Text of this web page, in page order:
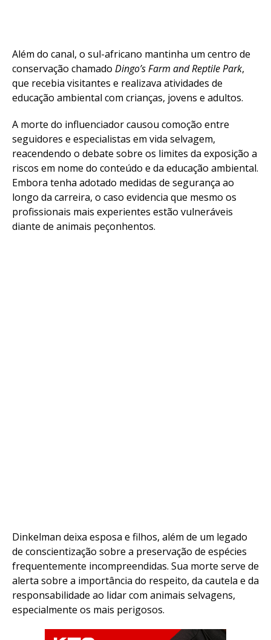
Além do canal, o sul-africano mantinha um centro de
conservação chamado Dingo’s Farm and Reptile Park,
que recebia visitantes e realizava atividades de
educação ambiental com crianças, jovens e adultos.
A morte do influenciador causou comoção entre
seguidores e especialistas em vida selvagem,
reacendendo o debate sobre os limites da exposição a
riscos em nome do conteúdo e da educação ambiental.
Embora tenha adotado medidas de segurança ao
longo da carreira, o caso evidencia que mesmo os
profissionais mais experientes estão vulneráveis
diante de animais peçonhentos.
Dinkelman deixa esposa e filhos, além de um legado
de conscientização sobre a preservação de espécies
frequentemente incompreendidas. Sua morte serve de
alerta sobre a importância do respeito, da cautela e da
responsabilidade ao lidar com animais selvagens,
especialmente os mais perigosos.